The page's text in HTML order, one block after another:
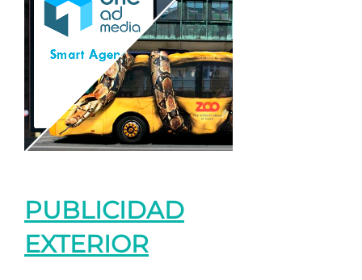
PUBLICIDAD
EXTERIOR